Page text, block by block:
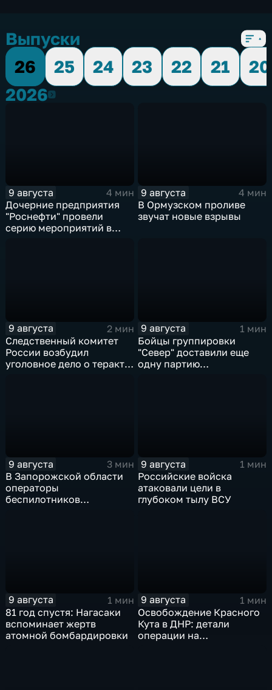
Выпуски
26
25 24 23 22 21
20
20262026
9 августа
4 мин
Дочерние предприятия
"Роснефти" провели
серию мероприятий в
9 августа
4 мин
В Ормузском проливе
звучат новые взрывы
9 августа
2 мин
Следственный комитет
России возбудил
уголовное дело о теракте
9 августа
1 мин
Бойцы группировки
"Север" доставили еще
одну партию
9 августа
3 мин
В Запорожской области
операторы
беспилотников
9 августа
1 мин
Российские войска
атаковали цели в
глубоком тылу ВСУ
9 августа
1 мин
81 год спустя: Нагасаки
вспоминает жертв
атомной бомбардировки
9 августа
1 мин
Освобождение Красного
Кута в ДНР: детали
операции на